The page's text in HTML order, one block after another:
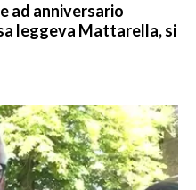
ad anniversario
leggeva Mattarella, si